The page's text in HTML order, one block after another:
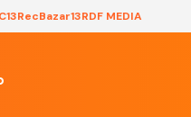
13RecBazar13RDF MEDIA